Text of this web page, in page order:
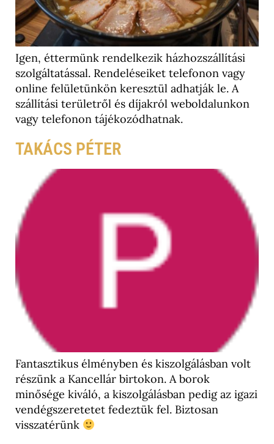
Igen, éttermünk rendelkezik házhozszállítási
szolgáltatással. Rendeléseiket telefonon vagy
online felületünkön keresztül adhatják le. A
szállítási területről és díjakról weboldalunkon
vagy telefonon tájékozódhatnak.
TAKÁCS PÉTER
Fantasztikus élményben és kiszolgálásban volt
részünk a Kancellár birtokon. A borok
minősége kiváló, a kiszolgálásban pedig az igazi
vendégszeretetet fedeztük fel. Biztosan
visszatérünk